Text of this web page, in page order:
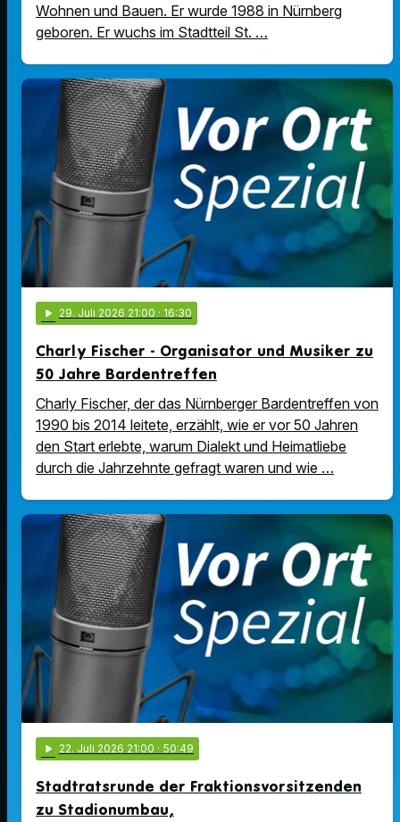
Wohnen und Bauen. Er wurde 1988 in Nürnberg
geboren. Er wuchs im Stadtteil St. …
play_arrow 29. Juli 2026 21:00 · 16:30
Charly Fischer - Organisator und Musiker zu
50 Jahre Bardentreffen
Charly Fischer, der das Nürnberger Bardentreffen von
1990 bis 2014 leitete, erzählt, wie er vor 50 Jahren
den Start erlebte, warum Dialekt und Heimatliebe
durch die Jahrzehnte gefragt waren und wie …
play_arrow 22. Juli 2026 21:00 · 50:49
Stadtratsrunde der Fraktionsvorsitzenden
zu Stadionumbau,